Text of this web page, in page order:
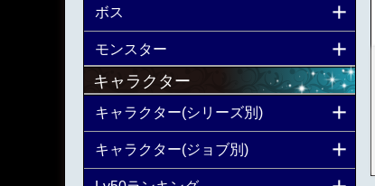
ボス
モンスター
キャラクター
キャラクター(シリーズ別)
キャラクター(ジョブ別)